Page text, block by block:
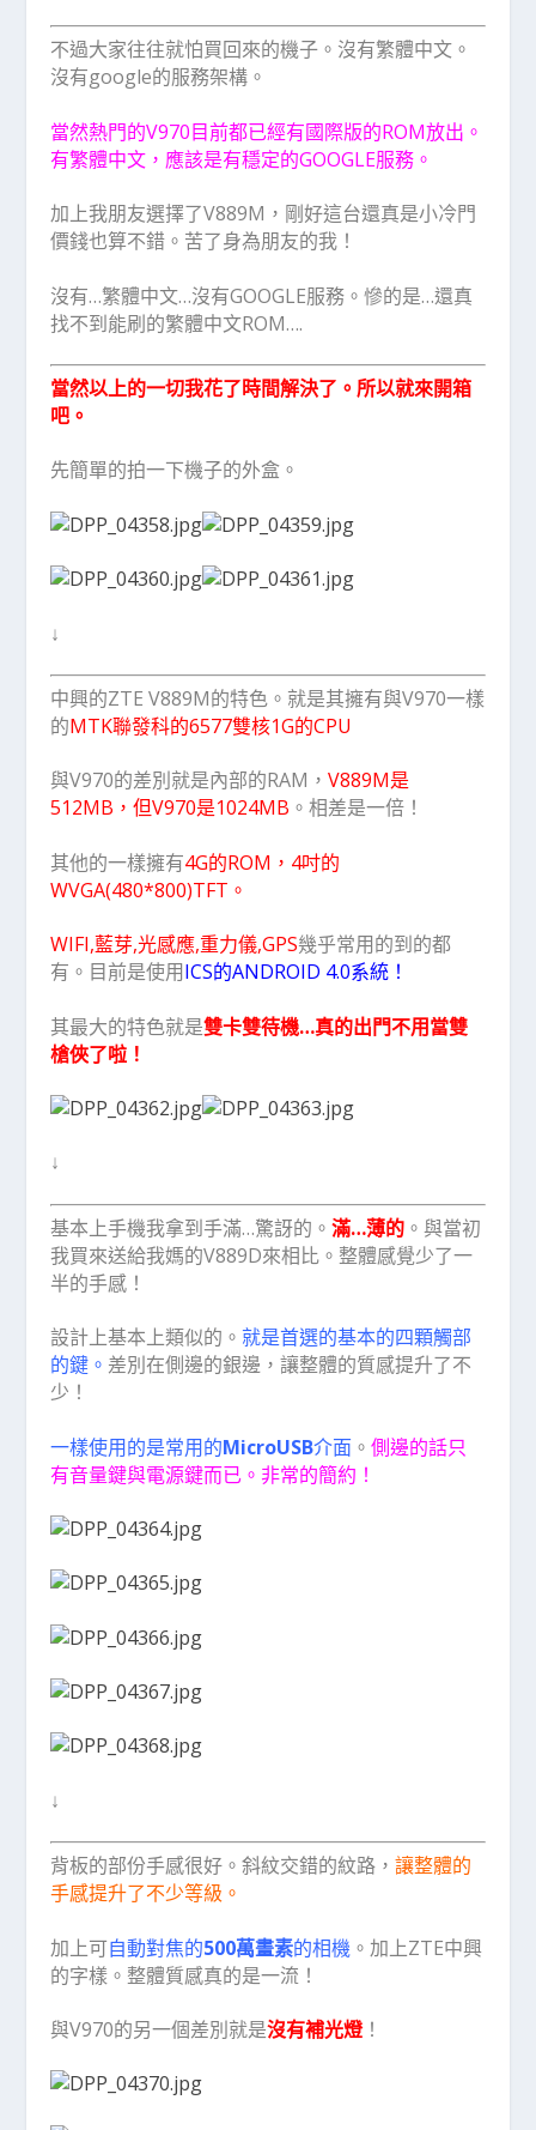
不過大家往往就怕買回來的機子。沒有繁體中文。
沒有google的服務架構。
當然熱門的V970目前都已經有國際版的ROM放出。
有繁體中文，應該是有穩定的GOOGLE服務。
加上我朋友選擇了V889M，剛好這台還真是小冷門
價錢也算不錯。苦了身為朋友的我！
沒有…繁體中文…沒有GOOGLE服務。慘的是…還真
找不到能刷的繁體中文ROM….
當然以上的一切我花了時間解決了。所以就來開箱
吧。
先簡單的拍一下機子的外盒。
↓
中興的ZTE V889M的特色。就是其擁有與V970一樣
的MTK聯發科的6577雙核1G的CPU
與V970的差別就是內部的RAM，V889M是
512MB，但V970是1024MB 。相差是一倍！
其他的一樣擁有4G的ROM，4吋的
WVGA(480*800)TFT。
WIFI,藍芽,光感應,重力儀,GPS幾乎常用的到的都
有。目前是使用ICS的ANDROID 4.0系統！
其最大的特色就是雙卡雙待機…真的出門不用當雙
槍俠了啦！
↓
基本上手機我拿到手滿…驚訝的。滿…薄的 。與當初
我買來送給我媽的V889D來相比。整體感覺少了一
半的手感！
設計上基本上類似的。就是首選的基本的四顆觸部
的鍵。 差別在側邊的銀邊，讓整體的質感提升了不
少！
一樣使用的是常用的MicroUSB介面 。側邊的話只
有音量鍵與電源鍵而已。非常的簡約！
↓
背板的部份手感很好。斜紋交錯的紋路，讓整體的
手感提升了不少等級。
加上可自動對焦的500萬畫素的相機 。加上ZTE中興
的字樣。整體質感真的是一流！
與V970的另一個差別就是沒有補光燈！